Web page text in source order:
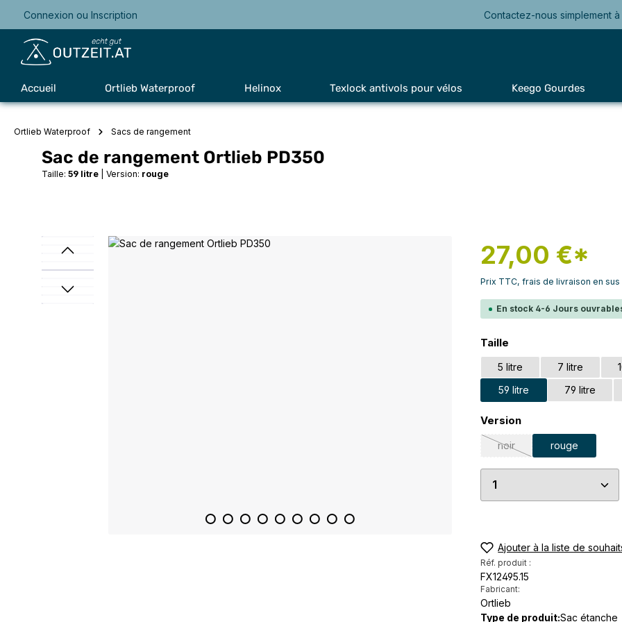
à la navigation principale
Connexion ou Inscription Contactez-nous simplement
Accueil Ortlieb Waterproof Helinox Texlock antivols pour vélos Keego Gourdes
Ortlieb Waterproof Sacs de rangement
Sac de rangement Ortlieb PD350
Taille: 59 litre Version: rouge
Ignorer la galerie d'images 27,00 €*
Prix TTC, frais de livraison en sus
En stock 4-6 Jours
Sélectionnez
Taille
5 litre 7 litre
59 litre
79 litre
Sélectionnez
Version
noir
(Cette option n'est pas
rouge
Quantité de
Ajouter à la liste de
Réf. produit :
FX12495.15
Fabricant:
Ortlieb
Type de produit:Sac étanche